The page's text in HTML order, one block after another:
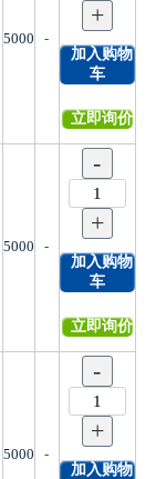
5000 -
+
加入购物
车
立即询价
5000 -
-
+
加入购物
车
立即询价
5000 -
-
+
加入购物